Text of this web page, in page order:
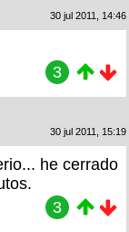
30 jul 2011, 14:46
3
30 jul 2011, 15:19
he cerrado
3